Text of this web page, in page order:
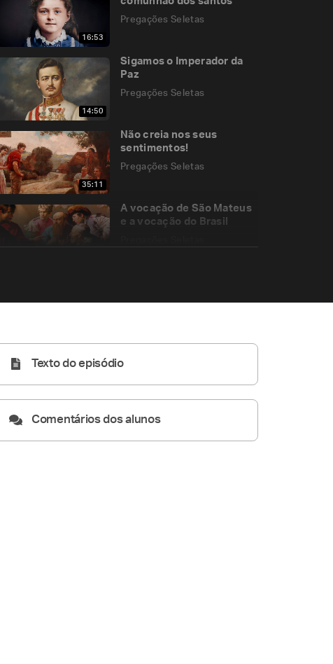
16:53
Pregações Seletas
14:50
Sigamos o Imperador da
Paz
Pregações Seletas
35:11
Não creia nos seus
sentimentos!
Pregações Seletas
A vocação de São Mateus
e a vocação do Brasil
Texto do episódio
Comentários dos alunos